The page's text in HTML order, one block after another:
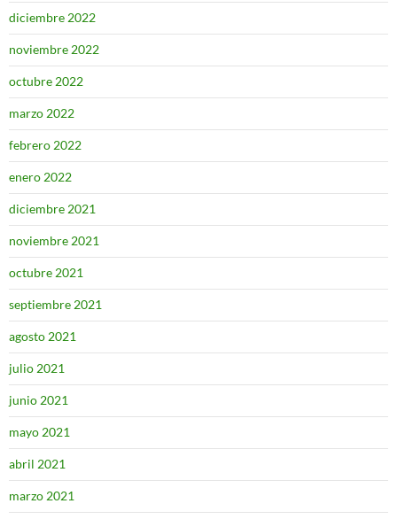
diciembre 2022
noviembre 2022
octubre 2022
marzo 2022
febrero 2022
enero 2022
diciembre 2021
noviembre 2021
octubre 2021
septiembre 2021
agosto 2021
julio 2021
junio 2021
mayo 2021
abril 2021
marzo 2021